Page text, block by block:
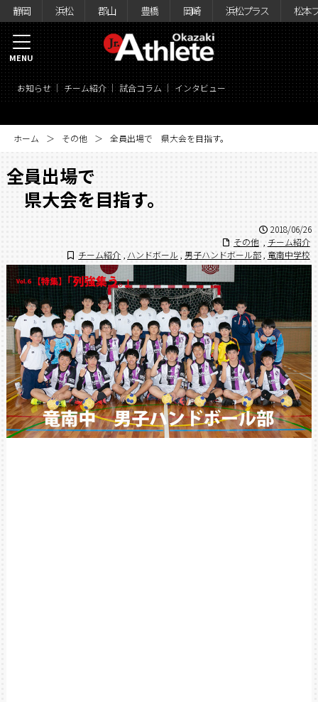
静岡 浜松 郡山 豊橋 岡崎 浜松プラス 松本
お知らせ チーム紹介 試合コラム インタビュー
MENU
ホーム その他 全員出場で 県大会を目指す。
全員出場で
県大会を目指す。
2018/06/26
その他
チーム紹介
チーム紹介 ハンドボール , 男子ハンドボール部 竜南中学校